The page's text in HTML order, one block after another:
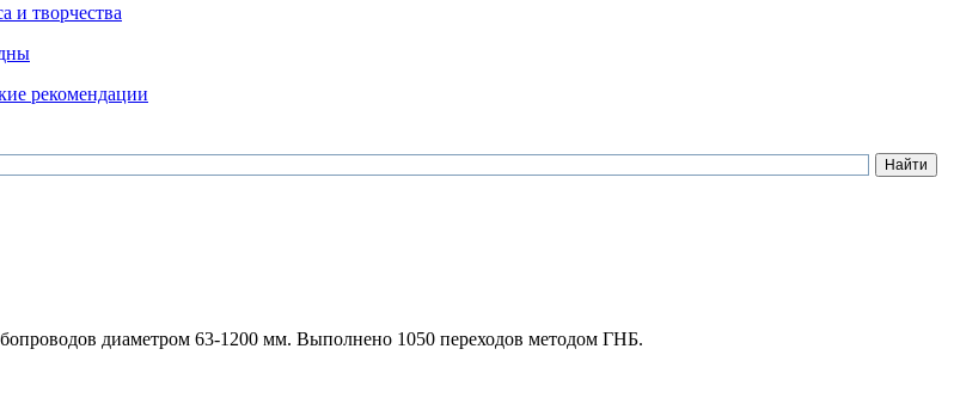
и творчества
рекомендации
диаметром 63-1200 мм. Выполнено 1050 переходов методом ГНБ.